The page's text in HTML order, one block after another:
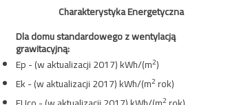
Charakterystyka Energetyczna
Dla domu standardowego z wentylacją
grawitacyjną:
Ep - (w aktualizacji 2017) kWh/(m2)
Ek - (w aktualizacji 2017) kWh/(m2 rok)
2